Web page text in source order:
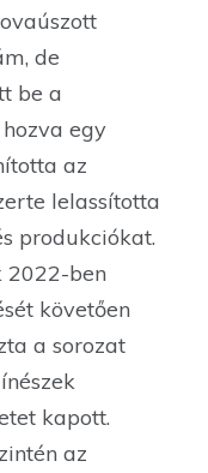
de
be a
egy
az
lelassította
produkciókat.
2022-ben
követően
a sorozat
kapott.
az